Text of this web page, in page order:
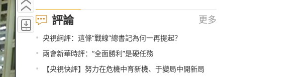
評論 更多
• 央視網評：這條“戰線”總書記為何一再提起？
• 兩會新華時評：“全面勝利”是硬任務
• 【央視快評】努力在危機中育新機、于變局中開新局